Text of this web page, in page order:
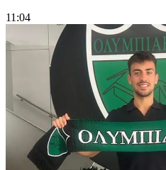
11:04